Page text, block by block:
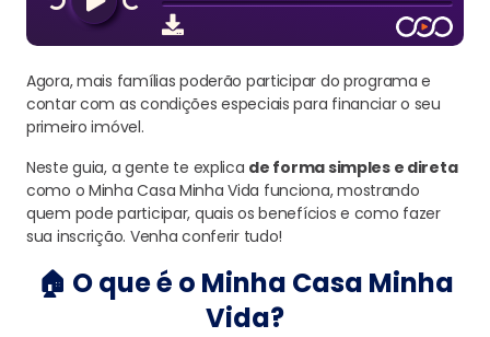
Agora, mais famílias poderão participar do programa e
contar com as condições especiais para financiar o seu
primeiro imóvel.
Neste guia, a gente te explica de forma simples e direta
como o Minha Casa Minha Vida funciona, mostrando
quem pode participar, quais os benefícios e como fazer
sua inscrição. Venha conferir tudo!
🏠 O que é o Minha Casa Minha
Vida?